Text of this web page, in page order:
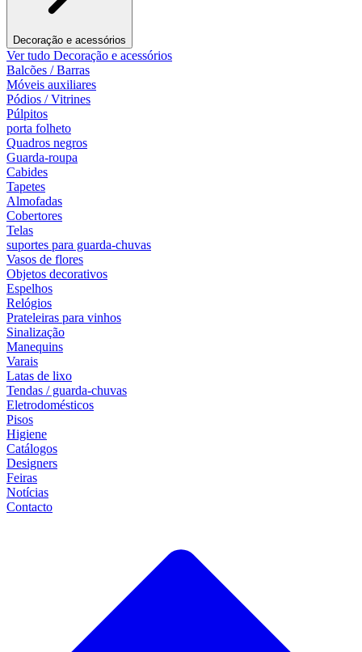
Decoração e acessórios
Ver tudo Decoração e acessórios
Balcões / Barras
Móveis auxiliares
Pódios / Vitrines
Púlpitos
porta folheto
Quadros negros
Guarda-roupa
Cabides
Tapetes
Almofadas
Cobertores
Telas
suportes para guarda-chuvas
Vasos de flores
Objetos decorativos
Espelhos
Relógios
Prateleiras para vinhos
Sinalização
Manequins
Varais
Latas de lixo
Tendas / guarda-chuvas
Eletrodomésticos
Pisos
Higiene
Catálogos
Designers
Feiras
Notícias
Contacto